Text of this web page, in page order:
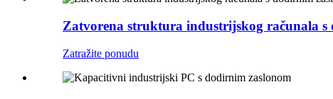
Zatvorena struktura industrijskog računala s
Zatražite ponudu